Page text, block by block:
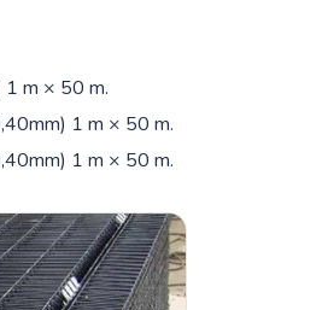
1 m × 50 m.
1 m × 50 m.
1 m × 50 m.